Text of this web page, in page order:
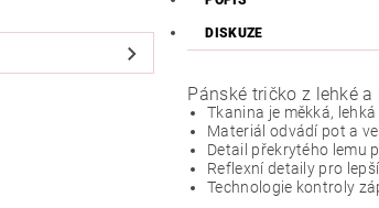
DISKUZE
Pánské tričko z lehké
Tkanina je měkká, lehká
Materiál odvádí pot a
Detail překrytého lemu
Reflexní detaily pro
Technologie kontroly